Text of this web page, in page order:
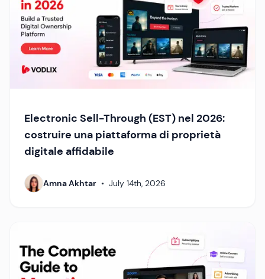
Electronic Sell-Through (EST) nel 2026:
costruire una piattaforma di proprietà
digitale affidabile
Amna Akhtar • July 14th, 2026